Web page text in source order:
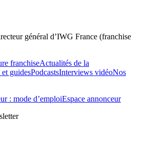
général d’IWG France (franchise
franchiseActualités de la
guidesPodcastsInterviews vidéoNos
: mode d’emploiEspace annonceur